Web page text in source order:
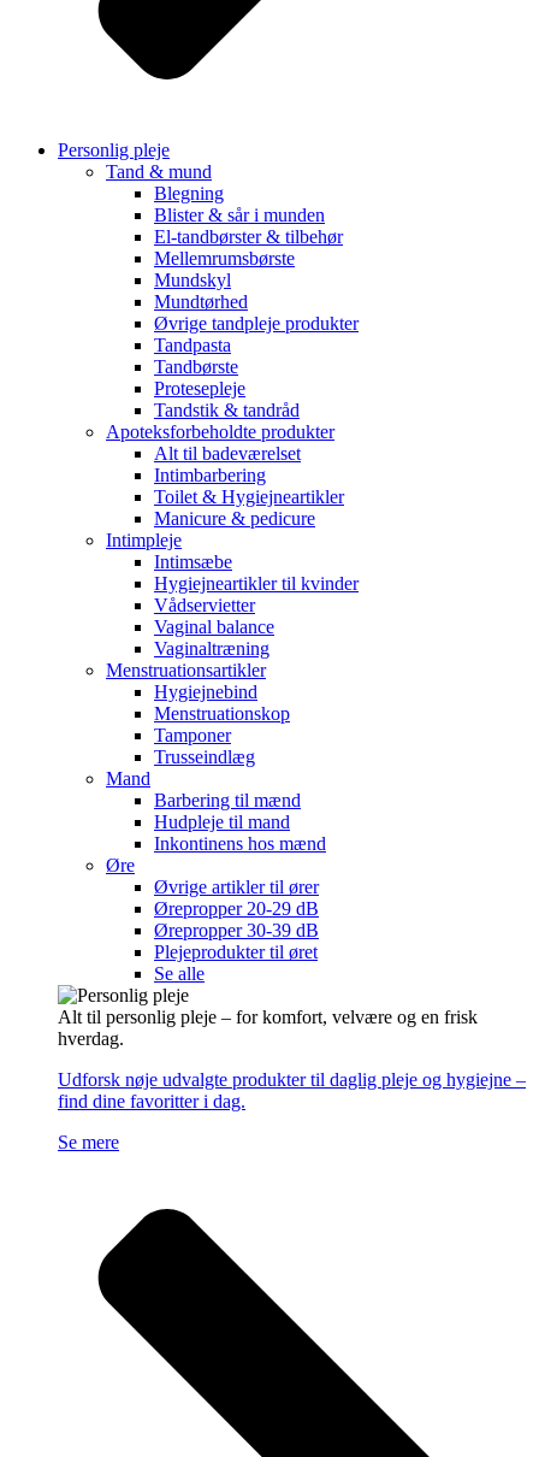
Personlig pleje
Tand & mund
Blegning
Blister & sår i munden
El-tandbørster & tilbehør
Mellemrumsbørste
Mundskyl
Mundtørhed
Øvrige tandpleje produkter
Tandpasta
Tandbørste
Protesepleje
Tandstik & tandråd
Apoteksforbeholdte produkter
Alt til badeværelset
Intimbarbering
Toilet & Hygiejneartikler
Manicure & pedicure
Intimpleje
Intimsæbe
Hygiejneartikler til kvinder
Vådservietter
Vaginal balance
Vaginaltræning
Menstruationsartikler
Hygiejnebind
Menstruationskop
Tamponer
Trusseindlæg
Mand
Barbering til mænd
Hudpleje til mand
Inkontinens hos mænd
Øre
Øvrige artikler til ører
Ørepropper 20-29 dB
Ørepropper 30-39 dB
Plejeprodukter til øret
Se alle
Alt til personlig pleje – for komfort, velvære og en frisk
hverdag.
Udforsk nøje udvalgte produkter til daglig pleje og hygiejne –
find dine favoritter i dag.
Se mere